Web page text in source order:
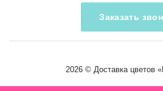
Заказать
2026 © Доставка цветов